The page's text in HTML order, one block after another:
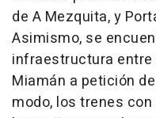
de A Mezquita, y
Asimismo, se
infraestructura entre
Miamán a petición
modo, los trenes